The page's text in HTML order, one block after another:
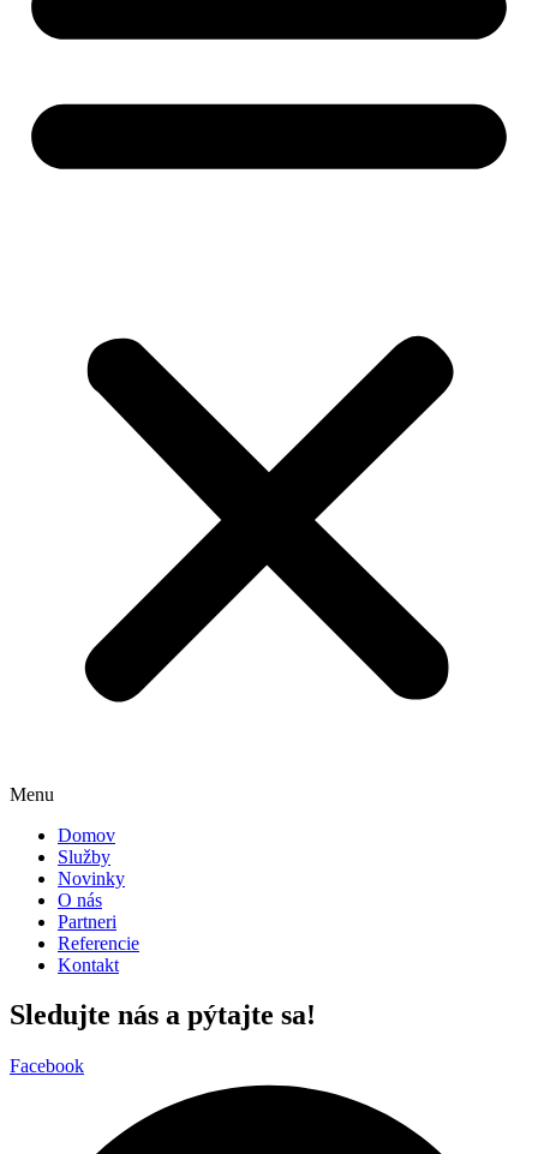
Menu
Domov
Služby
Novinky
O nás
Partneri
Referencie
Kontakt
Sledujte nás a pýtajte sa!
Facebook